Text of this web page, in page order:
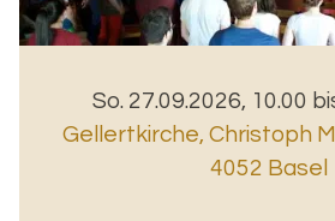
So. 27.09.2026, 10.00
Gellertkirche, Christoph
4052 Basel